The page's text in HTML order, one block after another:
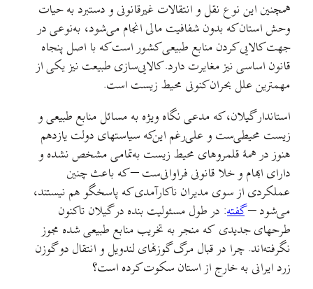
همچنین این نوع نقل و انتقالات غیرقانونی و دستبرد به حیات
وحش استان که بدون شفافیت مالی انجام می‌شود، به‌نوعی در
جهت کالایی کردن منابع طبیعی کشور است که با اصل پنجاه
قانون اساسی نیز مغایرت دارد. کالایی‌سازی طبیعت نیز یکی از
مهمترین علل بحران کنونی محیط‌ زیست است.
استاندار گیلان، که مدعی نگاه ویژه به مسائل منابع طبیعی و
زیست محیطی‌ست و علی‌رغم این‌که سیاستهای دولت یازدهم
هنوز در همهٔ قلمروهای محیط‌ زیست به‌تمامی مشخص نشده و
دارای ابهام و خلا قانونی فراوانی‌ست – که باعث چنین
عملکردی از سوی مدیران ناکارآمدی که پاسخگو هم نیستند،
می‌شود –گفته: در طول مسئولیت بنده در گیلان تاکنون
طرحهای جدیدی که منجر به تخریب منابع طبیعی شده مجوز
نگرفته‌اند. چرا در قبال مرگ گوزنهای لندویل و انتقال دو گوزن
زرد ایرانی به خارج از استان سکوت کرده است؟